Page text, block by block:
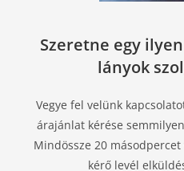
Szeretne egy
lányok​
Vegye fel velünk
árajánlat kérése
Mindössze 20
kérő levél